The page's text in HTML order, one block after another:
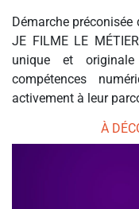
Démarche
JE FILME LE
unique et
compétences
activement à leur
À